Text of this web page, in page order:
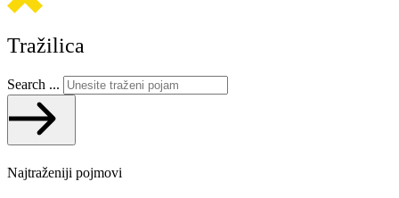
Tražilica
Search ...
Najtraženiji pojmovi